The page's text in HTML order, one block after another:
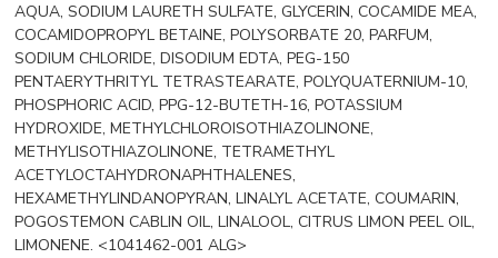
AQUA, SODIUM LAURETH SULFATE, GLYCERIN, COCAMIDE MEA,
COCAMIDOPROPYL BETAINE, POLYSORBATE 20, PARFUM,
SODIUM CHLORIDE, DISODIUM EDTA, PEG-150
PENTAERYTHRITYL TETRASTEARATE, POLYQUATERNIUM-10,
PHOSPHORIC ACID, PPG-12-BUTETH-16, POTASSIUM
HYDROXIDE, METHYLCHLOROISOTHIAZOLINONE,
METHYLISOTHIAZOLINONE, TETRAMETHYL
ACETYLOCTAHYDRONAPHTHALENES,
HEXAMETHYLINDANOPYRAN, LINALYL ACETATE, COUMARIN,
POGOSTEMON CABLIN OIL, LINALOOL, CITRUS LIMON PEEL OIL,
LIMONENE. <1041462-001 ALG>